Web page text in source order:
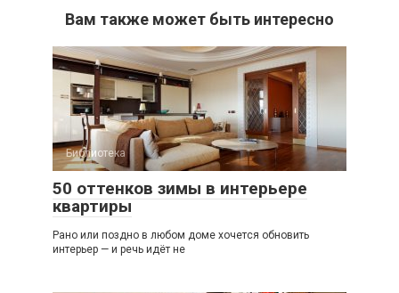
Вам также может быть интересно
Библиотека
50 оттенков зимы в интерьере
квартиры
Рано или поздно в любом доме хочется обновить
интерьер — и речь идёт не